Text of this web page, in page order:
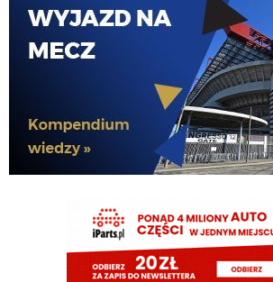
timon 06.08.2026 09:25
Przeciez przy Romero i Stonesie potrzeba obroncy nr
poskladamy. Stones wypadnie na dwa miechy i
3 dni od dechy do dechy i sie nie posypac?
A jak dodamy jeszcze wahadlo oparte na Dioufie i
mistrzow nasza
timon 06.08.2026 09:15
06.08.2026 09:15
Cny racja lepiej oprzec gre obronną na Romero ktorzy
miesięcy z 10 miesiecy grania w kazdym z ostatnich